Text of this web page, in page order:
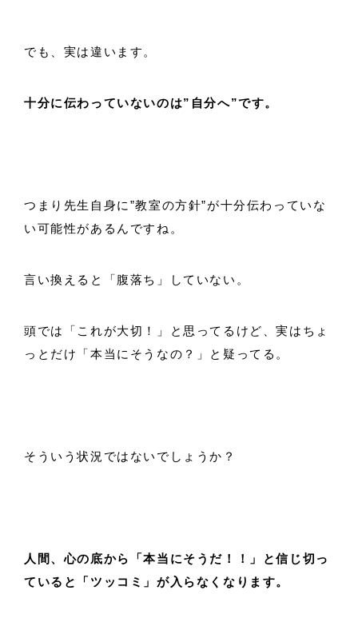
でも、実は違います。
十分に伝わっていないのは”自分へ”です。
つまり先生自身に”教室の方針”が十分伝わっていな
い可能性があるんですね。
言い換えると「腹落ち」していない。
頭では「これが大切！」と思ってるけど、実はちょ
っとだけ「本当にそうなの？」と疑ってる。
そういう状況ではないでしょうか？
人間、心の底から「本当にそうだ！！」と信じ切っ
ていると「ツッコミ」が入らなくなります。